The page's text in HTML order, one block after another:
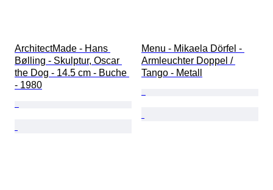
ArchitectMade - Hans
Bølling - Skulptur, Oscar
the Dog - 14.5 cm - Buche
- 1980
Menu - Mikaela Dörfel -
Armleuchter Doppel /
Tango - Metall